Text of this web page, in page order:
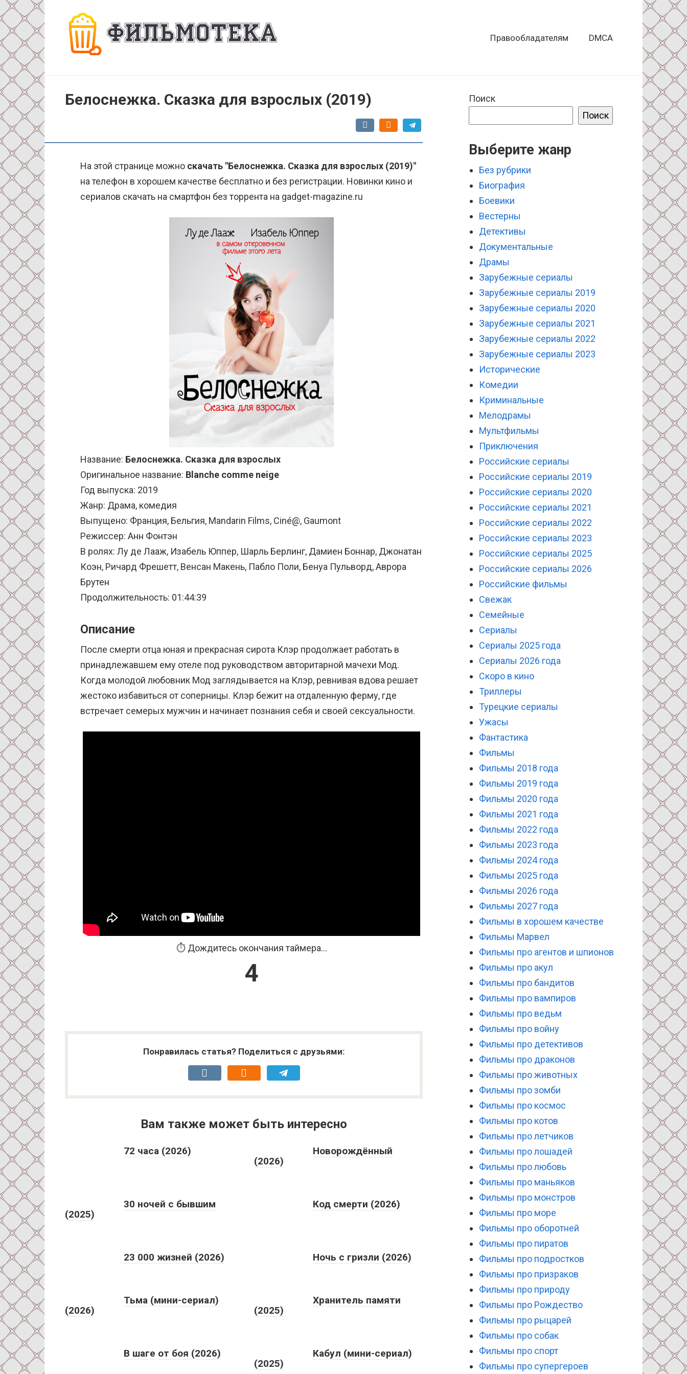
Перейти
к
контенту
Правообладателям DMCA
Белоснежка. Сказка для взрослых (2019)
На этой странице можно скачать "Белоснежка. Сказка для взрослых (2019)"
на телефон в хорошем качестве бесплатно и без регистрации. Новинки кино и
сериалов скачать на смартфон без торрента на gadget-magazine.ru
Название: Белоснежка. Сказка для взрослых
Оригинальное название: Blanche comme neige
Год выпуска: 2019
Жанр: Драма, комедия
Выпущено: Франция, Бельгия, Mandarin Films, Ciné@, Gaumont
Режиссер: Анн Фонтэн
В ролях: Лу де Лааж, Изабель Юппер, Шарль Берлинг, Дамиен Боннар, Джонатан
Коэн, Ричард Фрешетт, Венсан Макень, Пабло Поли, Бенуа Пульворд, Аврора
Брутен
Продолжительность: 01:44:39
Описание
После смерти отца юная и прекрасная сирота Клэр продолжает работать в
принадлежавшем ему отеле под руководством авторитарной мачехи Мод.
Когда молодой любовник Мод заглядывается на Клэр, ревнивая вдова решает
жестоко избавиться от соперницы. Клэр бежит на отдаленную ферму, где
встречает семерых мужчин и начинает познания себя и своей сексуальности.
⏱️ Дождитесь окончания таймера...
4
Понравилась статья? Поделиться с друзьями:
Вам также может быть интересно
72 часа (2026)
Новорождённый
(2026)
30 ночей с бывшим
(2025)
Код смерти (2026)
23 000 жизней (2026) Ночь с гризли (2026)
Тьма (мини-сериал)
(2026)
Хранитель памяти
(2025)
В шаге от боя (2026)
Кабул (мини-сериал)
(2025)
Поиск
Поиск
Выберите жанр
Без рубрики
Биография
Боевики
Вестерны
Детективы
Документальные
Драмы
Зарубежные сериалы
Зарубежные сериалы 2019
Зарубежные сериалы 2020
Зарубежные сериалы 2021
Зарубежные сериалы 2022
Зарубежные сериалы 2023
Исторические
Комедии
Криминальные
Мелодрамы
Мультфильмы
Приключения
Российские сериалы
Российские сериалы 2019
Российские сериалы 2020
Российские сериалы 2021
Российские сериалы 2022
Российские сериалы 2023
Российские сериалы 2025
Российские сериалы 2026
Российские фильмы
Свежак
Семейные
Сериалы
Сериалы 2025 года
Сериалы 2026 года
Скоро в кино
Триллеры
Турецкие сериалы
Ужасы
Фантастика
Фильмы
Фильмы 2018 года
Фильмы 2019 года
Фильмы 2020 года
Фильмы 2021 года
Фильмы 2022 года
Фильмы 2023 года
Фильмы 2024 года
Фильмы 2025 года
Фильмы 2026 года
Фильмы 2027 года
Фильмы в хорошем качестве
Фильмы Марвел
Фильмы про агентов и шпионов
Фильмы про акул
Фильмы про бандитов
Фильмы про вампиров
Фильмы про ведьм
Фильмы про войну
Фильмы про детективов
Фильмы про драконов
Фильмы про животных
Фильмы про зомби
Фильмы про космос
Фильмы про котов
Фильмы про летчиков
Фильмы про лошадей
Фильмы про любовь
Фильмы про маньяков
Фильмы про монстров
Фильмы про море
Фильмы про оборотней
Фильмы про пиратов
Фильмы про подростков
Фильмы про призраков
Фильмы про природу
Фильмы про Рождество
Фильмы про рыцарей
Фильмы про собак
Фильмы про спорт
Фильмы про супергероев